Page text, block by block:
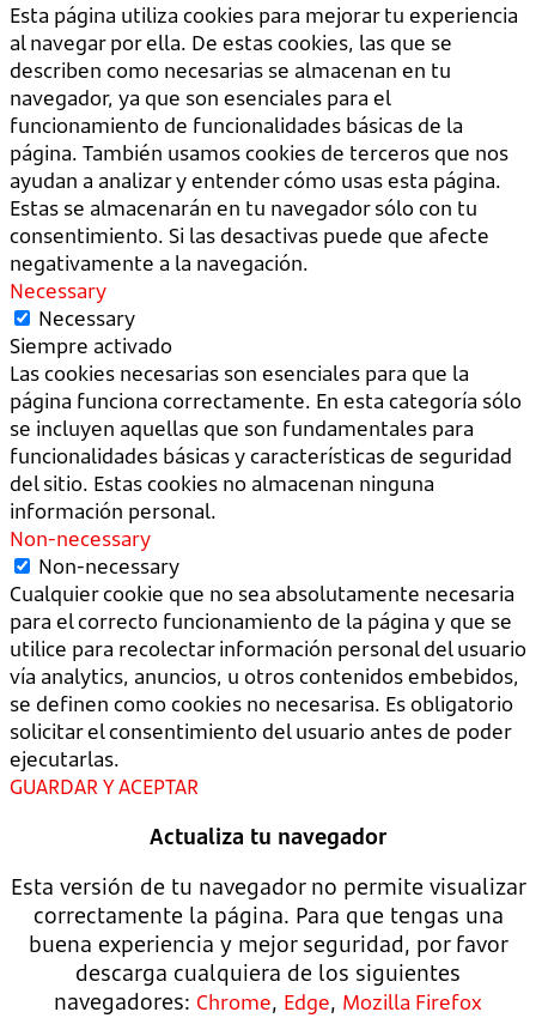
Esta página utiliza cookies para mejorar tu experiencia
al navegar por ella. De estas cookies, las que se
describen como necesarias se almacenan en tu
navegador, ya que son esenciales para el
funcionamiento de funcionalidades básicas de la
página. También usamos cookies de terceros que nos
ayudan a analizar y entender cómo usas esta página.
Estas se almacenarán en tu navegador sólo con tu
consentimiento. Si las desactivas puede que afecte
negativamente a la navegación.
Necessary
Necessary
Siempre activado
Las cookies necesarias son esenciales para que la
página funciona correctamente. En esta categoría sólo
se incluyen aquellas que son fundamentales para
funcionalidades básicas y características de seguridad
del sitio. Estas cookies no almacenan ninguna
información personal.
Non-necessary
Non-necessary
Cualquier cookie que no sea absolutamente necesaria
para el correcto funcionamiento de la página y que se
utilice para recolectar información personal del usuario
vía analytics, anuncios, u otros contenidos embebidos,
se definen como cookies no necesarisa. Es obligatorio
solicitar el consentimiento del usuario antes de poder
ejecutarlas.
GUARDAR Y ACEPTAR
Actualiza tu navegador
Esta versión de tu navegador no permite visualizar
correctamente la página. Para que tengas una
buena experiencia y mejor seguridad, por favor
descarga cualquiera de los siguientes
navegadores: Chrome, Edge, Mozilla Firefox